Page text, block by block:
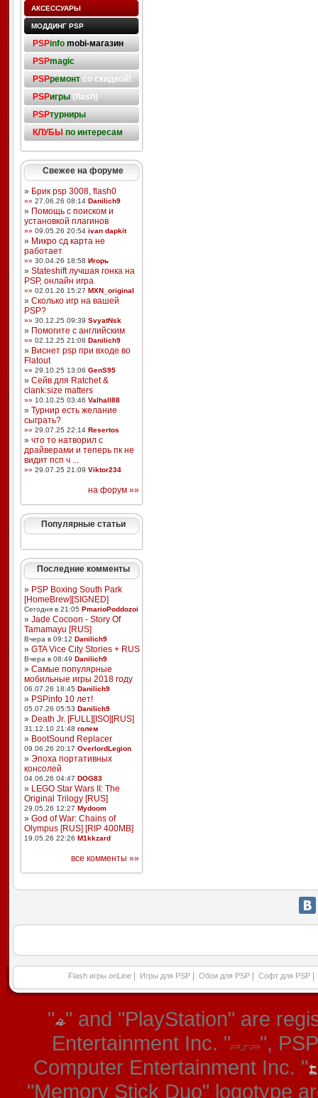
АКСЕССУАРЫ
МОДДИНГ PSP
PSPinfo mobi-магазин
PSPmagic
PSPремонтсо скидкой!
PSPигры(flash)
PSPтурниры
КЛУБЫ по интересам
Свежее на форуме
» Брик psp 3008, flash0
»» 27.06.26 08:14 Danilich9
» Помощь с поиском и
установкой плагинов
»» 09.05.26 20:54 ivan dapkit
» Микро сд карта не
работает
»» 30.04.26 18:58 Игорь
» Stateshift лучшая гонка на
PSP, онлайн игра
»» 02.01.26 15:27 MXN_original
» Сколько игр на вашей
PSP?
»» 30.12.25 09:39 SvyatNsk
» Помогите с английским
»» 02.12.25 21:08 Danilich9
» Виснет psp при входе во
Flatout
»» 29.10.25 13:06 GenS95
» Сейв для Ratchet &
clank:size matters
»» 10.10.25 03:46 Valhall88
» Турнир есть желание
сыграть?
»» 29.07.25 22:14 Resertos
» что то натворил с
драйверами и теперь пк не
видит псп ч ...
»» 29.07.25 21:09 Viktor234
на форум »»
Популярные статьи
Последние комменты
» PSP Boxing South Park
[HomeBrew][SIGNED]
Сегодня в 21:05 PmarioPoddozoi
» Jade Cocoon - Story Of
Tamamayu [RUS]
Вчера в 09:12 Danilich9
» GTA Vice City Stories + RUS
Вчера в 08:49 Danilich9
» Самые популярные
мобильные игры 2018 году
06.07.26 18:45 Danilich9
» PSPinfo 10 лет!
05.07.26 05:53 Danilich9
» Death Jr. [FULL][ISO][RUS]
31.12.10 21:48 голем
» BootSound Replacer
09.06.26 20:17 OverlordLegion
» Эпоха портативных
консолей
04.06.26 04:47 DOG83
» LEGO Star Wars II: The
Original Trilogy [RUS]
29.05.26 12:27 Mydoom
» God of War: Chains of
Olympus [RUS] [RIP 400MB]
19.05.26 22:26 M1kkzard
все комменты »»
Flash игры onLine Игры для PSP Обои для PSP Софт для PSP
" " and "PlayStation" are
Entertainment Inc. "
",
Computer Entertainment Inc. "
"Memory Stick Duo" logotype